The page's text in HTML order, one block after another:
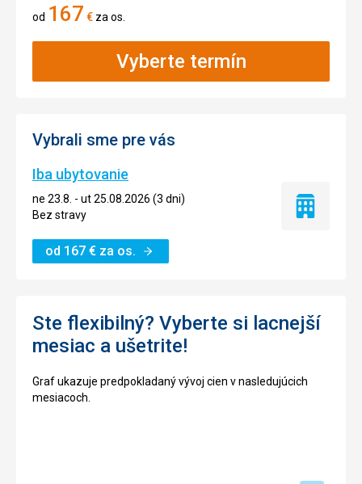
od 167 € za os.
Vyberte termín
Vybrali sme pre vás
Iba ubytovanie
ne 23.8. - ut 25.08.2026 (3 dni)
Bez stravy
od 167 € za os.
Iba
Ste flexibilný? Vyberte si lacnejší
mesiac a ušetrite!
Graf ukazuje predpokladaný vývoj cien v nasledujúcich
mesiacoch.